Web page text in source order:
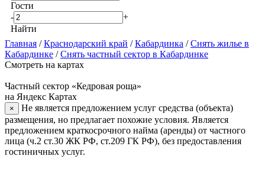
Гости
-
+
Найти
Главная /Краснодарский край /Кабардинка /Снять жилье в
Кабардинке /Снять частный сектор в Кабардинке
Смотреть на картах
Частный сектор «Кедровая роща»
на Яндекс Картах
×
Не является предложением услуг средства (объекта)
размещения, но предлагает похожие условия. Является
предложением краткосрочного найма (аренды) от частного
лица (ч.2 ст.30 ЖК РФ, ст.209 ГК РФ), без предоставления
гостиничных услуг.